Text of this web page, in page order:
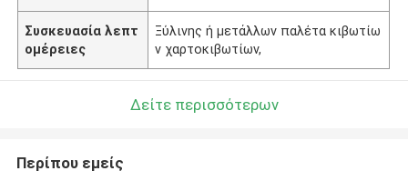
Συσκευασία λεπτ
ομέρειες
Ξύλινης ή μετάλλων παλέτα κιβωτίω
ν χαρτοκιβωτίων,
Δείτε περισσότερων
Περίπου εμείς